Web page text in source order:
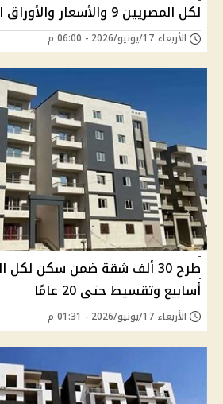
لكل المصريين 9 والأسعار والأوراق المطلوبة
الأربعاء 17/يونيو/2026 - 06:00 م
أسابيع وتقسيط حتى 20 عامًا
الأربعاء 17/يونيو/2026 - 01:31 م